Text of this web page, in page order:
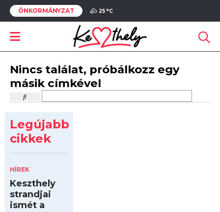
ÖNKORMÁNYZAT 25 °C
Nincs találat, próbálkozz egy
másik címkével
Legújabb
cikkek
HÍREK
Keszthely
strandjai
ismét a